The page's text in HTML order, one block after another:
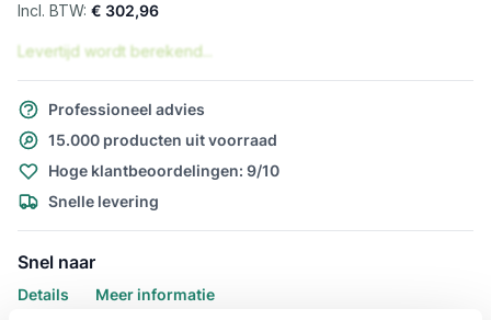
€ 302,96
Levertijd wordt berekend...
Professioneel advies
15.000 producten uit voorraad
Hoge klantbeoordelingen: 9/10
Snelle levering
Snel naar
Details Meer informatie